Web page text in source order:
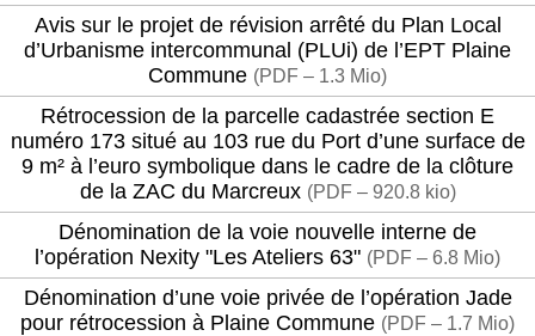
Avis sur le projet de révision arrêté du Plan Local
d’Urbanisme intercommunal (PLUi) de l’EPT Plaine
Commune (PDF – 1.3 Mio)
Rétrocession de la parcelle cadastrée section E
numéro 173 situé au 103 rue du Port d’une surface de
9 m² à l’euro symbolique dans le cadre de la clôture
de la ZAC du Marcreux (PDF – 920.8 kio)
Dénomination de la voie nouvelle interne de
l’opération Nexity "Les Ateliers 63" (PDF – 6.8 Mio)
Dénomination d’une voie privée de l’opération Jade
pour rétrocession à Plaine Commune (PDF – 1.7 Mio)